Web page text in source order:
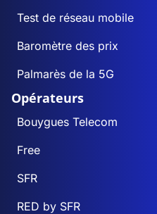
Test de réseau mobile
Baromètre des prix
Palmarès de la 5G
Opérateurs
Bouygues Telecom
Free
SFR
RED by SFR